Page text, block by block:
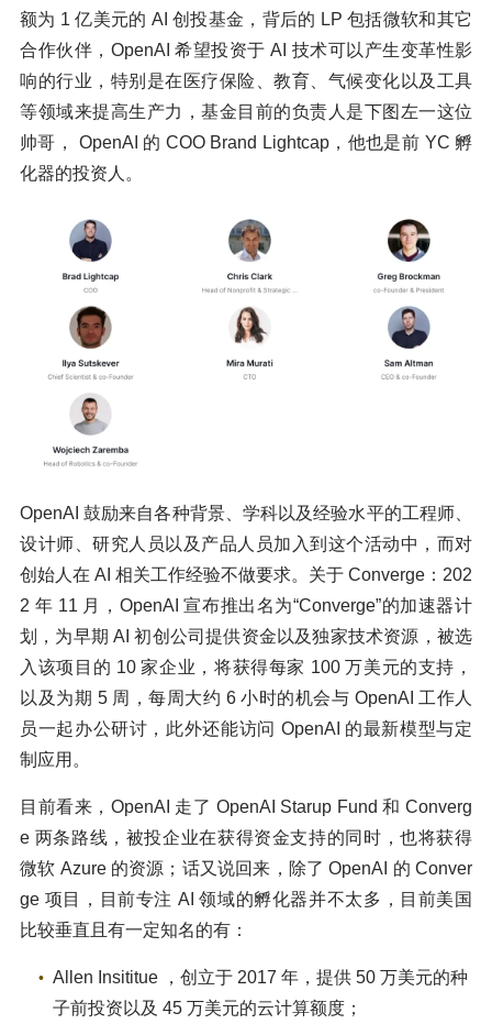
额为 1 亿美元的 AI 创投基金，背后的 LP 包括微软和其它
合作伙伴，OpenAI 希望投资于 AI 技术可以产生变革性影
响的行业，特别是在医疗保险、教育、气候变化以及工具
等领域来提高生产力，基金目前的负责人是下图左一这位
帅哥， OpenAI 的 COO Brand Lightcap，他也是前 YC 孵
化器的投资人。
OpenAI 鼓励来自各种背景、学科以及经验水平的工程师、
设计师、研究人员以及产品人员加入到这个活动中，而对
创始人在 AI 相关工作经验不做要求。关于 Converge：202
2 年 11 月，OpenAI 宣布推出名为“Converge”的加速器计
划，为早期 AI 初创公司提供资金以及独家技术资源，被选
入该项目的 10 家企业，将获得每家 100 万美元的支持，
以及为期 5 周，每周大约 6 小时的机会与 OpenAI 工作人
员一起办公研讨，此外还能访问 OpenAI 的最新模型与定
制应用。
目前看来，OpenAI 走了 OpenAI Starup Fund 和 Converg
e 两条路线，被投企业在获得资金支持的同时，也将获得
微软 Azure 的资源；话又说回来，除了 OpenAI 的 Conver
ge 项目，目前专注 AI 领域的孵化器并不太多，目前美国
比较垂直且有一定知名的有：
Allen Insititue ，创立于 2017 年，提供 50 万美元的种
子前投资以及 45 万美元的云计算额度；